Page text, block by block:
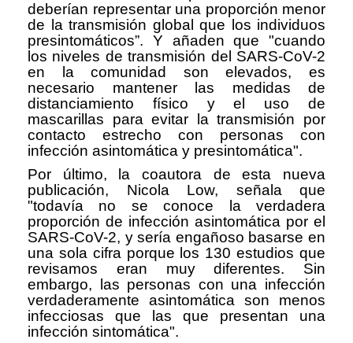
deberían representar una proporción menor
de la transmisión global que los individuos
presintomáticos”. Y añaden que "cuando
los niveles de transmisión del SARS-CoV-2
en la comunidad son elevados, es
necesario mantener las medidas de
distanciamiento físico y el uso de
mascarillas para evitar la transmisión por
contacto estrecho con personas con
infección asintomática y presintomática".
Por último, la coautora de esta nueva
publicación, Nicola Low, señala que
"todavía no se conoce la verdadera
proporción de infección asintomática por el
SARS-CoV-2, y sería engañoso basarse en
una sola cifra porque los 130 estudios que
revisamos eran muy diferentes. Sin
embargo, las personas con una infección
verdaderamente asintomática son menos
infecciosas que las que presentan una
infección sintomática".